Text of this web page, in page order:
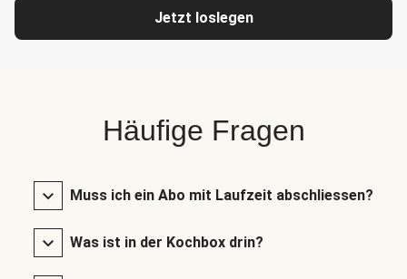
Jetzt loslegen
Häufige Fragen
Muss ich ein Abo mit Laufzeit abschliessen?
Was ist in der Kochbox drin?